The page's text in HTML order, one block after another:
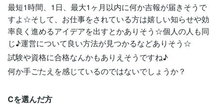
最短1時間、1日、最大1ヶ月以内に何か吉報が届きそうで
すよ☆そして、お仕事をされている方は嬉しい知らせや効
率良く進めるアイデアを出すとかありそう☆個人の人も同
じ♪運営について良い方法が見つかるなどありそう☆
試験や資格に合格なんかもありえそうですね♪
何か手ごたえを感じているのではないでしょうか？
Cを選んだ方